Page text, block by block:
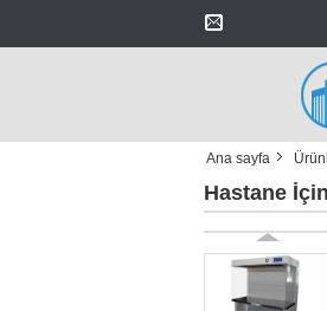
Ana sayfa
Hastane İçin